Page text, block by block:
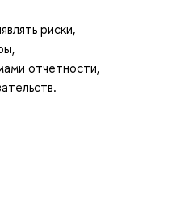
риски,
отчетности,